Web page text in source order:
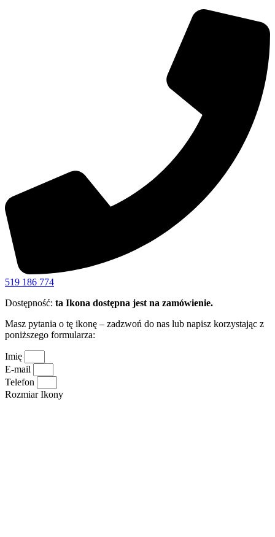
519 186 774
Dostępność: ta Ikona dostępna jest na zamówienie.
Masz pytania o tę ikonę – zadzwoń do nas lub napisz korzystając z
poniższego formularza:
Imię
E-mail
Telefon
Rozmiar Ikony